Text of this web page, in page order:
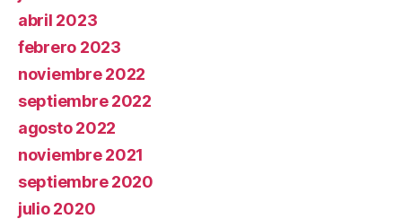
abril 2023
febrero 2023
noviembre 2022
septiembre 2022
agosto 2022
noviembre 2021
septiembre 2020
julio 2020